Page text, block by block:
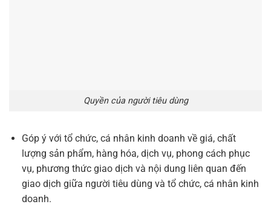
Quyền của người tiêu dùng
Góp ý với tổ chức, cá nhân kinh doanh về giá, chất
lượng sản phẩm, hàng hóa, dịch vụ, phong cách phục
vụ, phương thức giao dịch và nội dung liên quan đến
giao dịch giữa người tiêu dùng và tổ chức, cá nhân kinh
doanh.